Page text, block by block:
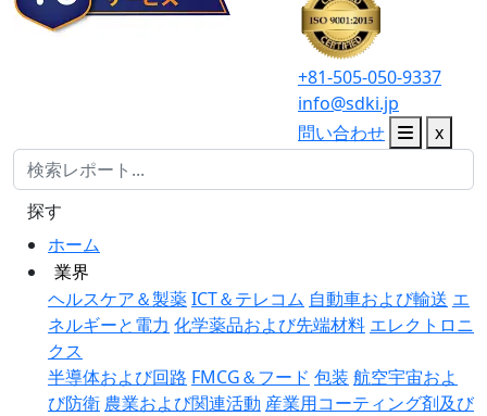
+81-505-050-9337
info@sdki.jp
問い合わせ
x
ホーム
業界
ヘルスケア＆製薬ICT＆テレコム 自動車および輸送 エ
ネルギーと電力 化学薬品および先端材料 エレクトロニ
クス
半導体および回路 FMCG＆フード 包装 航空宇宙およ
び防衛 農業および関連活動 産業用コーティング剤及び
探す